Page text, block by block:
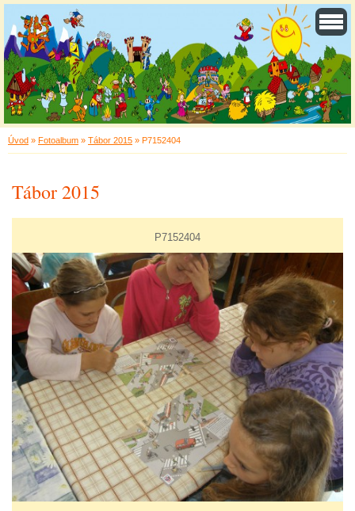
Úvod » Fotoalbum » Tábor 2015 » P7152404
Tábor 2015
P7152404